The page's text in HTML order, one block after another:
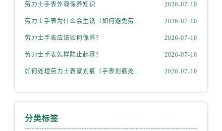
安徽省铜陵市铜官区石城大道售后服务中心（需提前预约）
劳力士手表外观保养知识 2026-07-10
劳力士手表为什么会生锈（如何避免劳力士生锈？） 2026-07-10
劳力士手表应该如何保养？ 2026-07-10
劳力士手表怎样防止起雾？ 2026-07-10
如何处理劳力士表蒙划痕（手表划痕处理小技巧） 2026-07-10
分类标签